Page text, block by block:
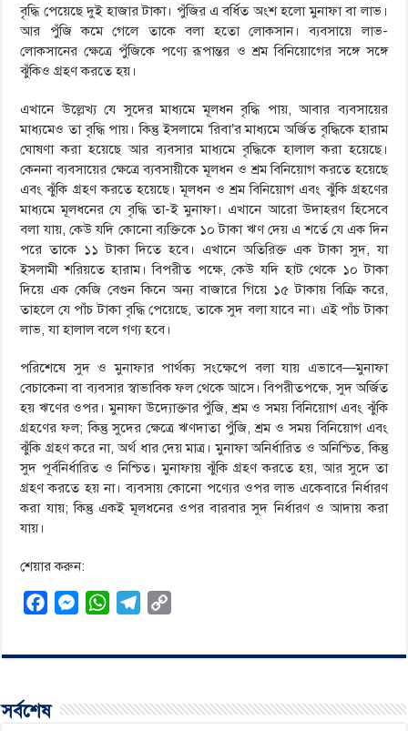
বৃদ্ধি পেয়েছে দুই হাজার টাকা। পুঁজির এ বর্ধিত অংশ হলো মুনাফা বা লাভ।
আর পুঁজি কমে গেলে তাকে বলা হতো লোকসান। ব্যবসায়ে লাভ-
লোকসানের ক্ষেত্রে পুঁজিকে পণ্যে রূপান্তর ও শ্রম বিনিয়োগের সঙ্গে সঙ্গে
ঝুঁকিও গ্রহণ করতে হয়।
এখানে উল্লেখ্য যে সুদের মাধ্যমে মূলধন বৃদ্ধি পায়, আবার ব্যবসায়ের
মাধ্যমেও তা বৃদ্ধি পায়। কিন্তু ইসলামে ‘রিবা’র মাধ্যমে অর্জিত বৃদ্ধিকে হারাম
ঘোষণা করা হয়েছে আর ব্যবসার মাধ্যমে বৃদ্ধিকে হালাল করা হয়েছে।
কেননা ব্যবসায়ের ক্ষেত্রে ব্যবসায়ীকে মূলধন ও শ্রম বিনিয়োগ করতে হয়েছে
এবং ঝুঁকি গ্রহণ করতে হয়েছে। মূলধন ও শ্রম বিনিয়োগ এবং ঝুঁকি গ্রহণের
মাধ্যমে মূলধনের যে বৃদ্ধি তা-ই মুনাফা। এখানে আরো উদাহরণ হিসেবে
বলা যায়, কেউ যদি কোনো ব্যক্তিকে ১০ টাকা ঋণ দেয় এ শর্তে যে এক দিন
পরে তাকে ১১ টাকা দিতে হবে। এখানে অতিরিক্ত এক টাকা সুদ, যা
ইসলামী শরিয়তে হারাম। বিপরীত পক্ষে, কেউ যদি হাট থেকে ১০ টাকা
দিয়ে এক কেজি বেগুন কিনে অন্য বাজারে গিয়ে ১৫ টাকায় বিক্রি করে,
তাহলে যে পাঁচ টাকা বৃদ্ধি পেয়েছে, তাকে সুদ বলা যাবে না। এই পাঁচ টাকা
লাভ, যা হালাল বলে গণ্য হবে।
পরিশেষে সুদ ও মুনাফার পার্থক্য সংক্ষেপে বলা যায় এভাবে—মুনাফা
বেচাকেনা বা ব্যবসার স্বাভাবিক ফল থেকে আসে। বিপরীতপক্ষে, সুদ অর্জিত
হয় ঋণের ওপর। মুনাফা উদ্যোক্তার পুঁজি, শ্রম ও সময় বিনিয়োগ এবং ঝুঁকি
গ্রহণের ফল; কিন্তু সুদের ক্ষেত্রে ঋণদাতা পুঁজি, শ্রম ও সময় বিনিয়োগ এবং
ঝুঁকি গ্রহণ করে না, অর্থ ধার দেয় মাত্র। মুনাফা অনির্ধারিত ও অনিশ্চিত, কিন্তু
সুদ পূর্বনির্ধারিত ও নিশ্চিত। মুনাফায় ঝুঁকি গ্রহণ করতে হয়, আর সুদে তা
গ্রহণ করতে হয় না। ব্যবসায় কোনো পণ্যের ওপর লাভ একেবারে নির্ধারণ
করা যায়; কিন্তু একই মূলধনের ওপর বারবার সুদ নির্ধারণ ও আদায় করা
যায়।
শেয়ার করুন:
c
o
M
s
W
a
l
p
সর্বশেষ